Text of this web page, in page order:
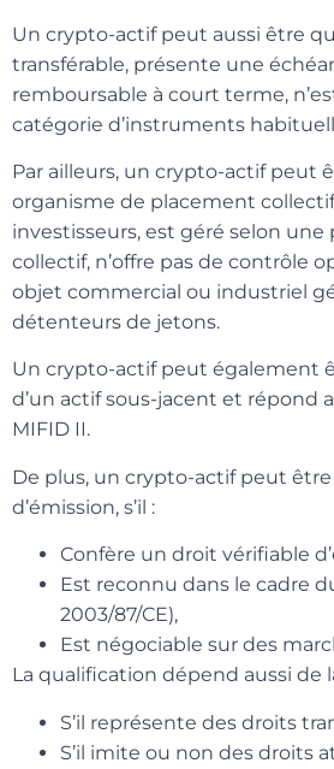
Un crypto-actif peut aussi être
transférable, présente une
remboursable à court terme,
catégorie d’instruments
Par ailleurs, un crypto-actif peut
organisme de placement collectif
investisseurs, est géré selon
collectif, n’offre pas de contrôle
objet commercial ou industriel
détenteurs de jetons.
Un crypto-actif peut également
d’un actif sous-jacent et répond
MIFID II.
De plus, un crypto-actif peut
d’émission, s’il :
Confère un droit vérifiable
Est reconnu dans le cadre
2003/87/CE),
Est négociable sur des
La qualification dépend aussi de
S’il représente des droits
S’il imite ou non des droits